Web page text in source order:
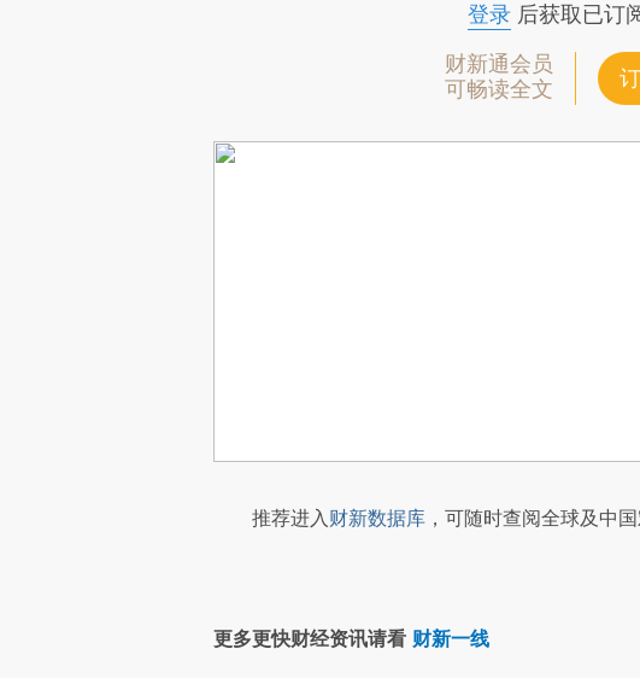
登录后获取已订
财新通会员
可畅读全文
推荐进入财新数据库 ，可随时查阅全球及中
更多更快财经资讯请看 财新一线